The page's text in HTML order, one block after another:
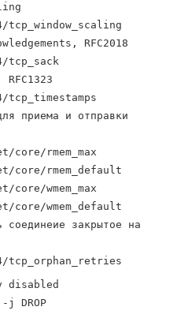
RFC2018
tcp_sack
приема и отправки
rmem_max
core/rmem_default
wmem_max
core/wmem_default
закрытое на
disabled
DROP